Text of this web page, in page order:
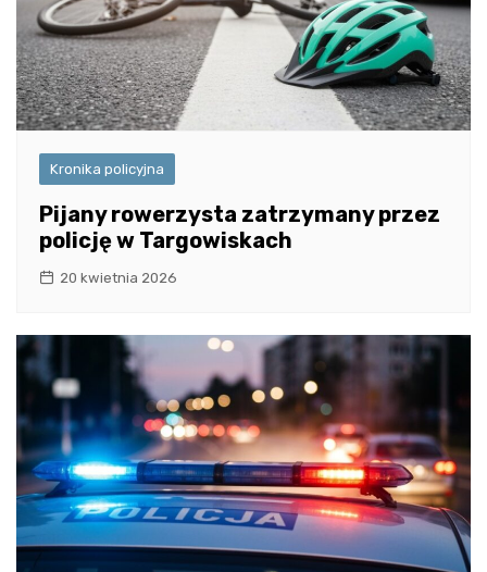
Kronika policyjna
Pijany rowerzysta zatrzymany przez
policję w Targowiskach
20 kwietnia 2026